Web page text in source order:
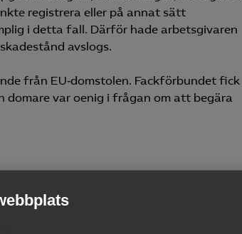
registrera eller på annat sätt
i detta fall. Därför hade arbetsgivaren
avslogs.
från EU‑domstolen. Fackförbundet fick
domare var oenig i frågan om att begära
blir tillämplig vid manuell hantering av